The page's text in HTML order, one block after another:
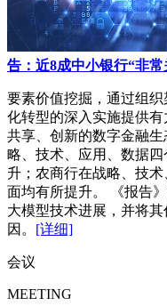
告：近8成中小银行“非常
要素价值挖掘，通过组
化转型的深入实施提供有
共享、创新的数字金融
略、技术、应用、数据
升；农商行在战略、技
面均有所提升。 《报告
大模型技术进展，并将
因。 [详细]
会议
MEETING